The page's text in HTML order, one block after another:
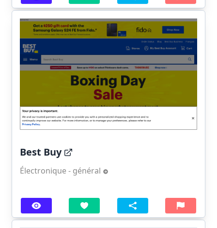
Best Buy
Électronique - général